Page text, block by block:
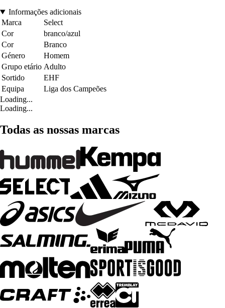
Informações adicionais
Marca
Select
Cor
branco/azul
Cor
Branco
Género
Homem
Grupo etário Adulto
Sortido
EHF
Equipa
Liga dos Campeões
Loading...
Loading...
Todas as nossas marcas